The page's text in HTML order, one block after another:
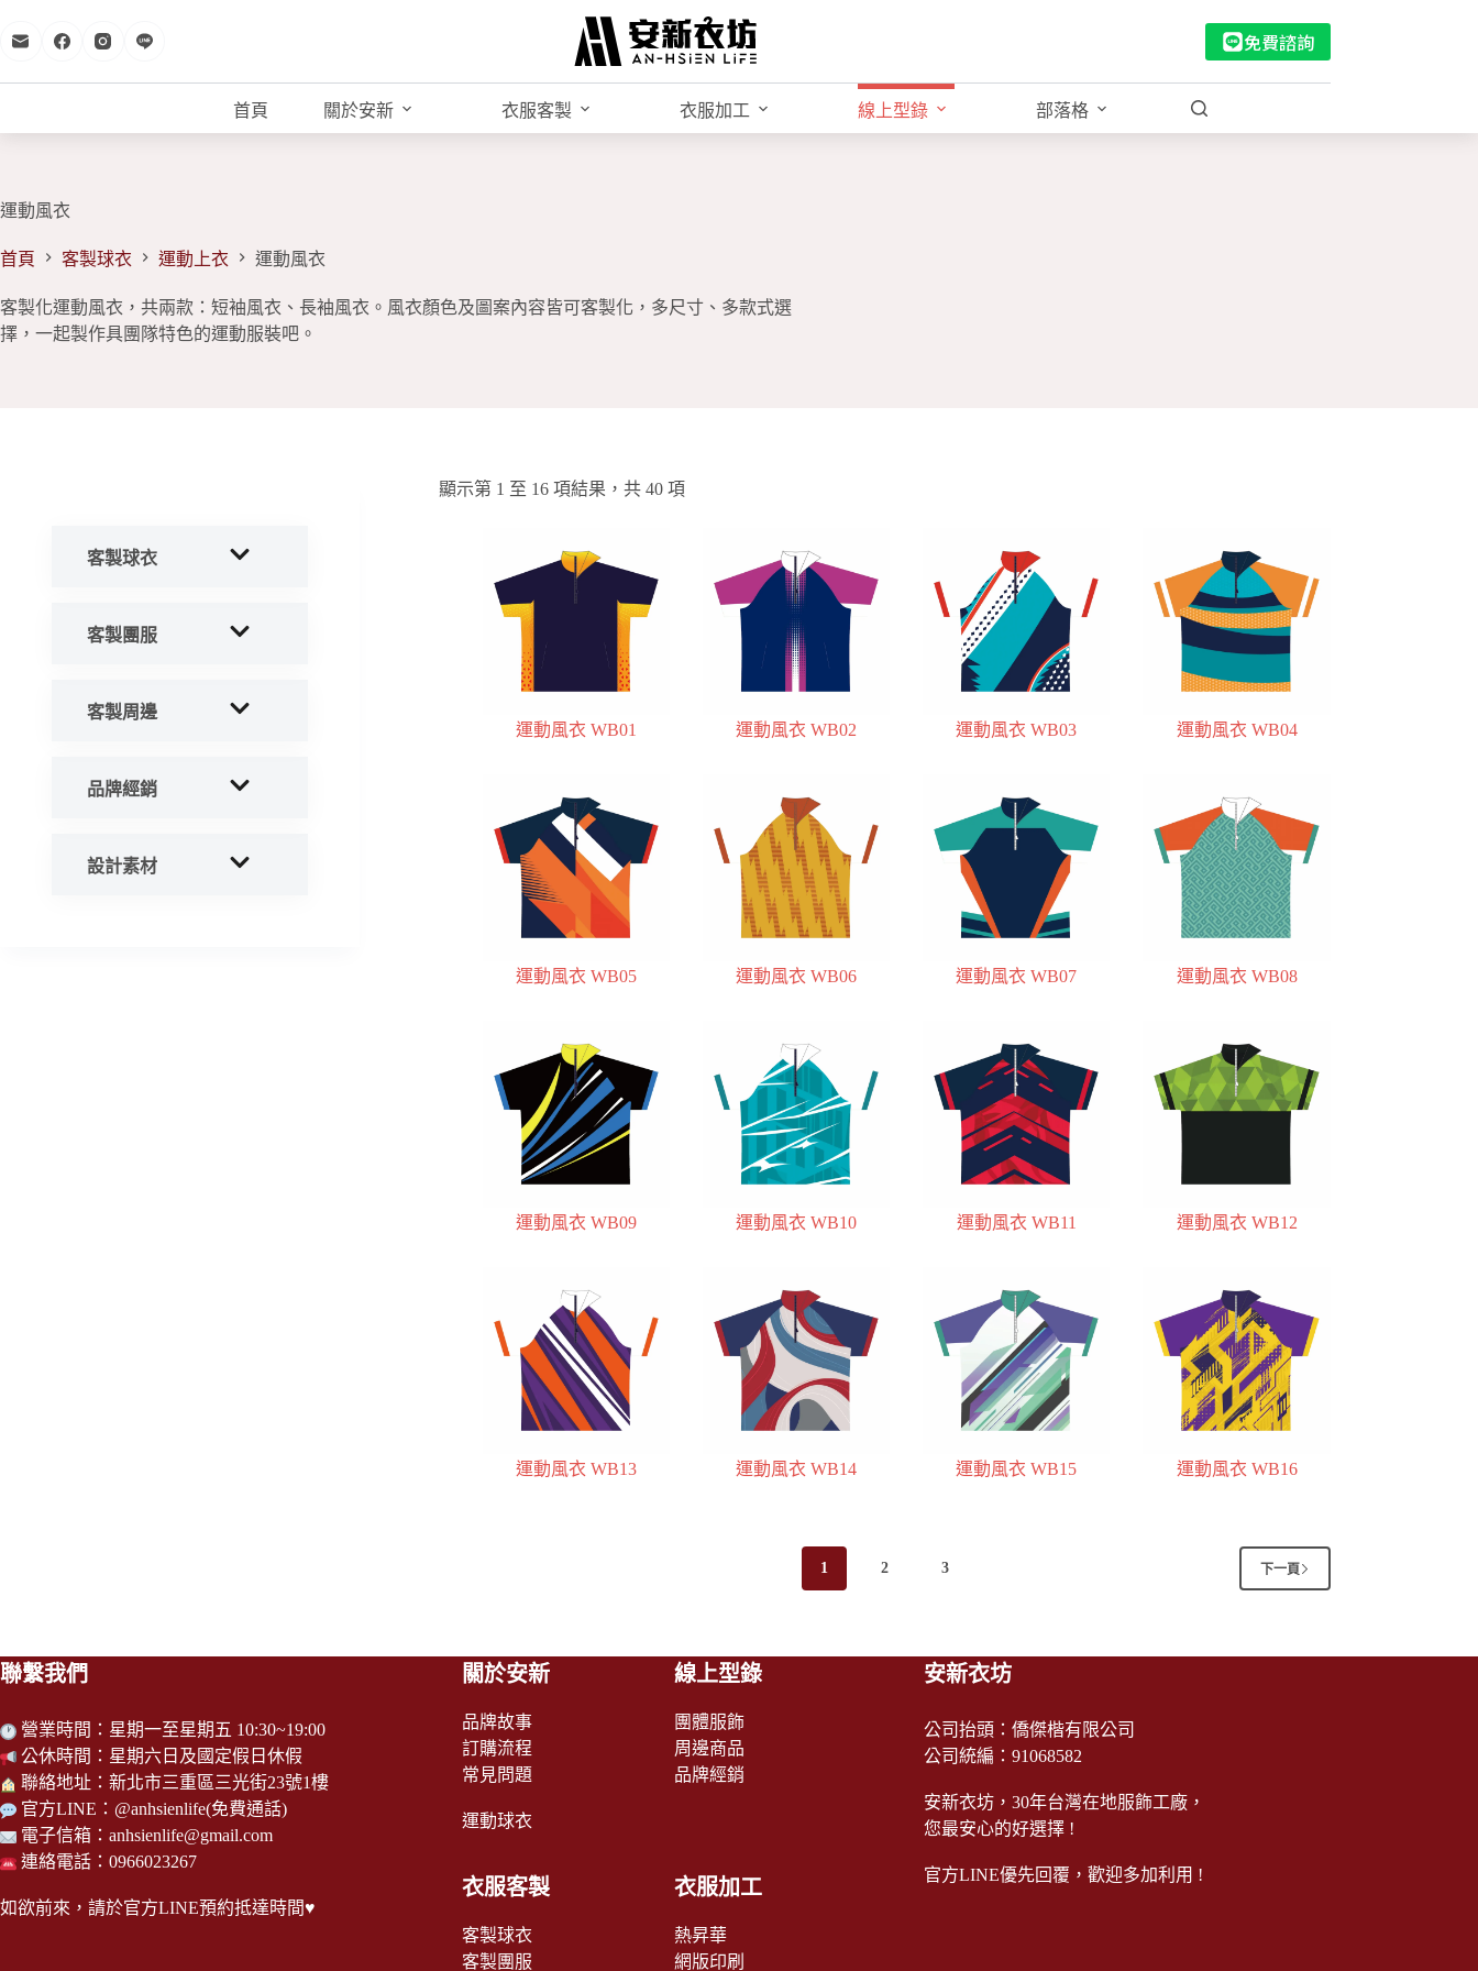
至
免費諮詢
首頁 關於安新 衣服客製 衣服加工 線上型錄 部落格
運動風衣
首頁 客製球衣 運動上衣 運動風衣
客製化運動風衣，共兩款：短袖風衣、長袖風衣。風衣顏色及圖案內容皆可客製化，多尺寸、多款式選
擇，一起製作具團隊特色的運動服裝吧。
顯示第 1 至 16 項結果，共 40 項
運動風衣 WB01 運動風衣 WB02 運動風衣 WB03 運動風衣 WB04
運動風衣 WB05 運動風衣 WB06 運動風衣 WB07 運動風衣 WB08
運動風衣 WB09 運動風衣 WB10 運動風衣 WB11 運動風衣 WB12
運動風衣 WB13 運動風衣 WB14 運動風衣 WB15 運動風衣 WB16
1 2 3 下一頁
客製球衣
客製團服
客製周邊
品牌經銷
設計素材
聯繫我們
營業時間：星期一至星期五 10:30~19:00
公休時間：星期六日及國定假日休假
聯絡地址：新北市三重區三光街23號1樓
官方LINE： @anhsienlife(免費通話)
電子信箱： anhsienlife@gmail.com
連絡電話：0966023267
如欲前來，請於官方LINE預約抵達時間♥
關於安新 線上型錄
品牌故事
訂購流程
常見問題
運動球衣
團體服飾
周邊商品
品牌經銷
衣服客製 衣服加工
客製球衣
客製團服
熱昇華
網版印刷
安新衣坊
公司抬頭：僑傑楷有限公司
公司統編：91068582
安新衣坊，30年台灣在地服飾工廠，
您最安心的好選擇 !
官方LINE優先回覆，歡迎多加利用 !